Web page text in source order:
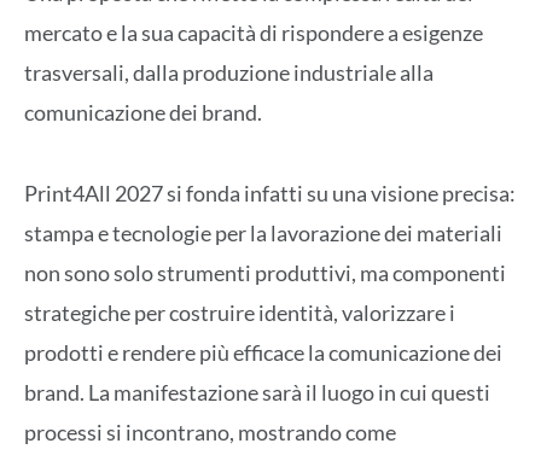
mercato e la sua capacità di rispondere a esigenze
trasversali, dalla produzione industriale alla
comunicazione dei brand.
Print4All 2027 si fonda infatti su una visione precisa:
stampa e tecnologie per la lavorazione dei materiali
non sono solo strumenti produttivi, ma componenti
strategiche per costruire identità, valorizzare i
prodotti e rendere più efficace la comunicazione dei
brand. La manifestazione sarà il luogo in cui questi
processi si incontrano, mostrando come